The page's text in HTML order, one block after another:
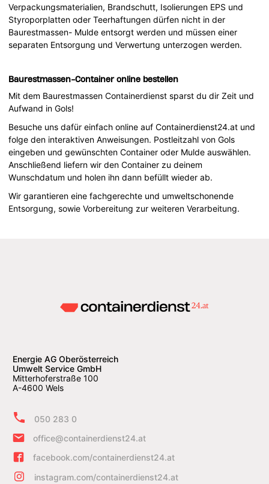
Verpackungsmaterialien, Brandschutt, Isolierungen EPS und
Styroporplatten oder Teerhaftungen dürfen nicht in der
Baurestmassen- Mulde entsorgt werden und müssen einer
separaten Entsorgung und Verwertung unterzogen werden.
Baurestmassen-Container online bestellen
Mit dem Baurestmassen Containerdienst sparst du dir Zeit und
Aufwand in Gols!
Besuche uns dafür einfach online auf Containerdienst24.at und
folge den interaktiven Anweisungen. Postleitzahl von Gols
eingeben und gewünschten Container oder Mulde auswählen.
Anschließend liefern wir den Container zu deinem
Wunschdatum und holen ihn dann befüllt wieder ab.
Wir garantieren eine fachgerechte und umweltschonende
Entsorgung, sowie Vorbereitung zur weiteren Verarbeitung.
Energie AG Oberösterreich
Umwelt Service GmbH
Mitterhoferstraße 100
A-4600 Wels
050 283 0
office@containerdienst24.at
facebook.com/containerdienst24.at
instagram.com/containerdienst24.at